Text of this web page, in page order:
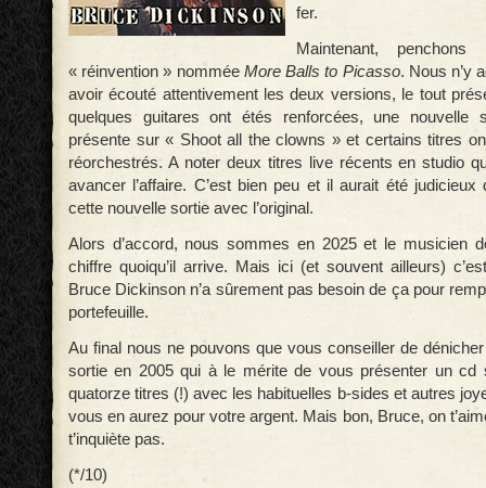
fer.
Maintenant,
« réinvention » nommée More Balls to Picasso. Nous n’y
avoir écouté attentivement les deux versions, le tout
quelques guitares ont étés renforcées, une nouvelle
présente sur « Shoot all the clowns » et certains titres
réorchestrés. A noter deux titres live récents en studio
avancer l’affaire. C’est bien peu et il aurait été judicieux
cette nouvelle sortie avec l’original.
Alors d’accord, nous sommes en 2025 et le musicien
chiffre quoiqu’il arrive. Mais ici (et souvent ailleurs)
Bruce Dickinson n’a sûrement pas besoin de ça pour
portefeuille.
Au final nous ne pouvons que vous conseiller de dénicher
sortie en 2005 qui à le mérite de vous présenter un cd
quatorze titres (!) avec les habituelles b-sides et autres
vous en aurez pour votre argent. Mais bon, Bruce, on
t’inquiète pas.
(*/10)